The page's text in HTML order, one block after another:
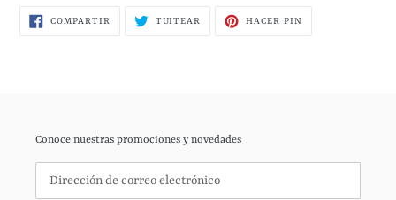
COMPARTIR COMPARTIRTUITEAR TUITEARHACER PINPINEAR
Conoce nuestras promociones y novedades